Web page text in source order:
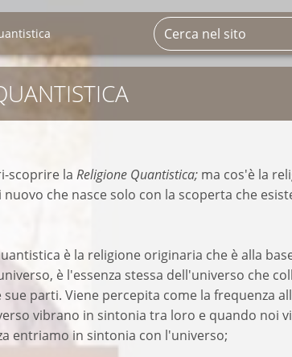
scoprire laReligione Quantistica; ma cos'è la
che nasce solo con la scoperta che
è la religione originaria che è alla
è l'essenza stessa dell'universo che
parti. Viene percepita come la frequenza
vibrano in sintonia tra loro e quando noi
entriamo in sintonia con l'universo;